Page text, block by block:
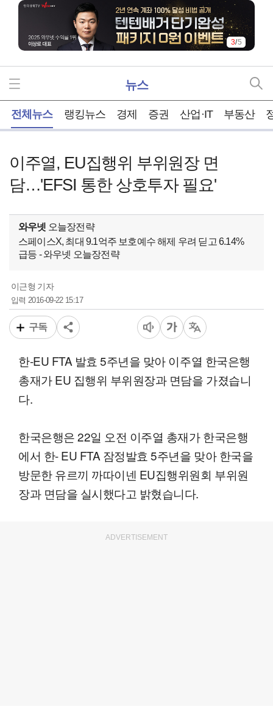
3/5
뉴스
전체뉴스 랭킹뉴스 경제 증권 산업·IT 부동산
이주열, EU집행위 부위원장 면
담…'EFSI 통한 상호투자 필요'
와우넷 오늘장전략
스페이스X, 최대 9.1억주 보호예수 해제 우려 딛고 6.14%
급등 - 와우넷 오늘장전략
이근형 기자
입력2016-09-22 15:17
구독
한-EU FTA 발효 5주년을 맞아 이주열 한국은행
총재가 EU 집행위 부위원장과 면담을 가졌습니
다.
한국은행은 22일 오전 이주열 총재가 한국은행
에서 한- EU FTA 잠정발효 5주년을 맞아 한국을
방문한 유르끼 까따이넨 EU집행위원회 부위원
장과 면담을 실시했다고 밝혔습니다.
ADVERTISEMENT